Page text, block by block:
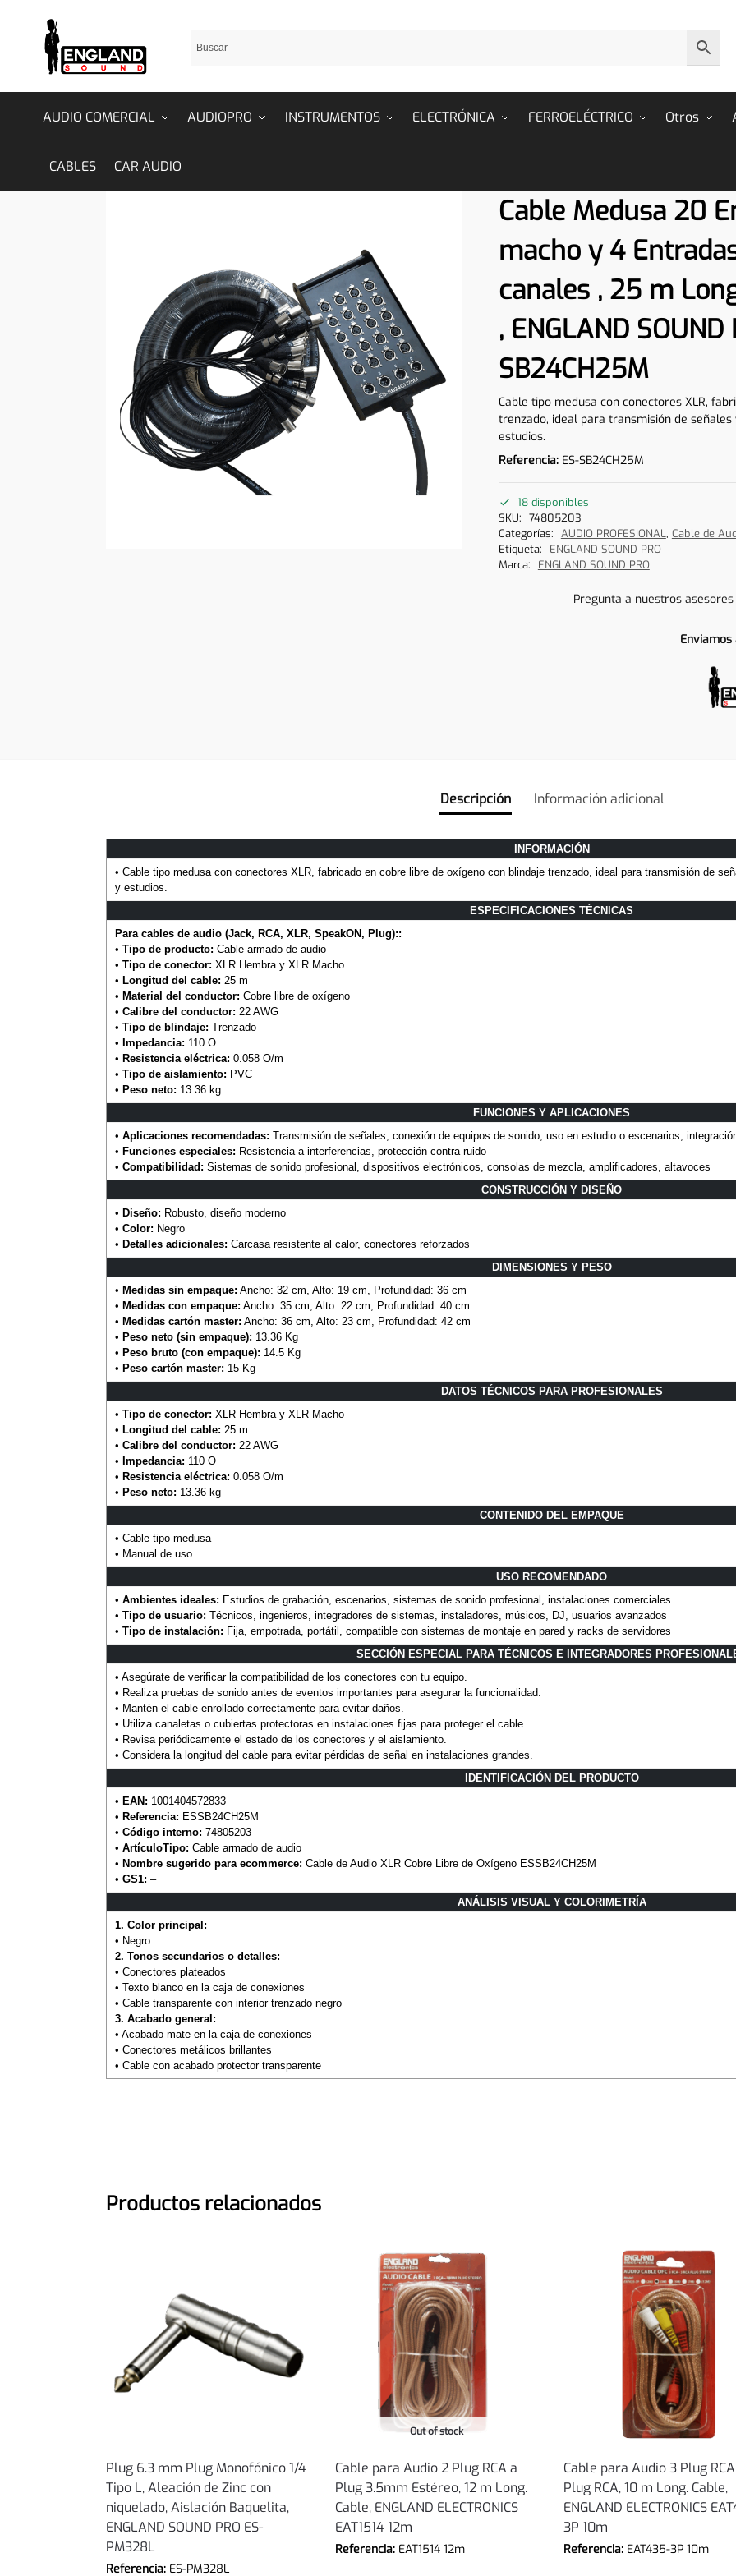
AUDIO COMERCIAL AUDIOPRO INSTRUMENTOS ELECTRÓNICA FERROELÉCTRICO Otros
CABLES CAR AUDIO
Cable Medusa 20
macho y 4
canales , 25 m
, ENGLAND SOUND
SB24CH25M
Cable tipo medusa con conectores XLR,
trenzado, ideal para transmisión de
estudios.
Referencia: ES-SB24CH25M
18 disponibles
SKU: 74805203
Categorías: AUDIO PROFESIONAL, Cable de
Etiqueta:
ENGLAND SOUND PRO
Marca:
ENGLAND SOUND PRO
Pregunta a nuestros
Descripción Información adicional
INFORMACIÓN
• Cable tipo medusa con conectores XLR, fabricado en cobre libre de oxígeno con blindaje trenzado, ideal para transmisión de
y estudios.
ESPECIFICACIONES TÉCNICAS
Para cables de audio (Jack, RCA, XLR, SpeakON, Plug)::
• Tipo de producto: Cable armado de audio
• Tipo de conector: XLR Hembra y XLR Macho
• Longitud del cable: 25 m
• Material del conductor: Cobre libre de oxígeno
• Calibre del conductor: 22 AWG
• Tipo de blindaje: Trenzado
• Impedancia: 110 O
• Resistencia eléctrica: 0.058 O/m
• Tipo de aislamiento: PVC
• Peso neto: 13.36 kg
FUNCIONES Y APLICACIONES
• Aplicaciones recomendadas: Transmisión de señales, conexión de equipos de sonido, uso en estudio o escenarios,
• Funciones especiales: Resistencia a interferencias, protección contra ruido
• Compatibilidad: Sistemas de sonido profesional, dispositivos electrónicos, consolas de mezcla, amplificadores, altavoces
CONSTRUCCIÓN Y DISEÑO
• Diseño: Robusto, diseño moderno
• Color: Negro
• Detalles adicionales: Carcasa resistente al calor, conectores reforzados
DIMENSIONES Y PESO
• Medidas sin empaque: Ancho: 32 cm, Alto: 19 cm, Profundidad: 36 cm
• Medidas con empaque: Ancho: 35 cm, Alto: 22 cm, Profundidad: 40 cm
• Medidas cartón master: Ancho: 36 cm, Alto: 23 cm, Profundidad: 42 cm
• Peso neto (sin empaque): 13.36 Kg
• Peso bruto (con empaque): 14.5 Kg
• Peso cartón master: 15 Kg
DATOS TÉCNICOS PARA PROFESIONALES
• Tipo de conector: XLR Hembra y XLR Macho
• Longitud del cable: 25 m
• Calibre del conductor: 22 AWG
• Impedancia: 110 O
• Resistencia eléctrica: 0.058 O/m
• Peso neto: 13.36 kg
CONTENIDO DEL EMPAQUE
• Cable tipo medusa
• Manual de uso
USO RECOMENDADO
• Ambientes ideales: Estudios de grabación, escenarios, sistemas de sonido profesional, instalaciones comerciales
• Tipo de usuario: Técnicos, ingenieros, integradores de sistemas, instaladores, músicos, DJ, usuarios avanzados
• Tipo de instalación: Fija, empotrada, portátil, compatible con sistemas de montaje en pared y racks de servidores
SECCIÓN ESPECIAL PARA TÉCNICOS E INTEGRADORES
• Asegúrate de verificar la compatibilidad de los conectores con tu equipo.
• Realiza pruebas de sonido antes de eventos importantes para asegurar la funcionalidad.
• Mantén el cable enrollado correctamente para evitar daños.
• Utiliza canaletas o cubiertas protectoras en instalaciones fijas para proteger el cable.
• Revisa periódicamente el estado de los conectores y el aislamiento.
• Considera la longitud del cable para evitar pérdidas de señal en instalaciones grandes.
IDENTIFICACIÓN DEL PRODUCTO
• EAN: 1001404572833
• Referencia: ESSB24CH25M
• Código interno: 74805203
• ArtículoTipo: Cable armado de audio
• Nombre sugerido para ecommerce: Cable de Audio XLR Cobre Libre de Oxígeno ESSB24CH25M
• GS1: –
ANÁLISIS VISUAL Y COLORIMETRÍA
1. Color principal:
• Negro
2. Tonos secundarios o detalles:
• Conectores plateados
• Texto blanco en la caja de conexiones
• Cable transparente con interior trenzado negro
3. Acabado general:
• Acabado mate en la caja de conexiones
• Conectores metálicos brillantes
• Cable con acabado protector transparente
Productos relacionados
Plug 6.3 mm Plug Monofónico 1/4
Tipo L, Aleación de Zinc con
niquelado, Aislación Baquelita,
ENGLAND SOUND PRO ES-
PM328L
Referencia: ES-PM328L
Out of stock
Cable para Audio 2 Plug RCA a
Plug 3.5mm Estéreo, 12 m Long.
Cable, ENGLAND ELECTRONICS
EAT1514 12m
Referencia: EAT1514 12m
Cable para Audio 3 Plug
Plug RCA, 10 m Long. Cable,
ENGLAND ELECTRONICS
3P 10m
Referencia: EAT435-3P 10m